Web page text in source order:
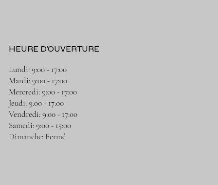
HEURE D'OUVERTURE
Lundi: 9:00 - 17:00
Mardi: 9:00 - 17:00
Mercredi: 9:00 - 17:00
Jeudi: 9:00 - 17:00
Vendredi: 9:00 - 17:00
Samedi: 9:00 - 15:00
Dimanche: Fermé